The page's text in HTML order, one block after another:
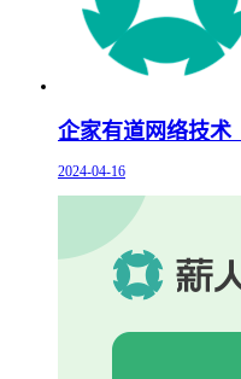
企家有道网络技术
2024-04-16